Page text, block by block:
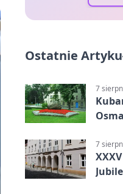
Ostatnie
7
7